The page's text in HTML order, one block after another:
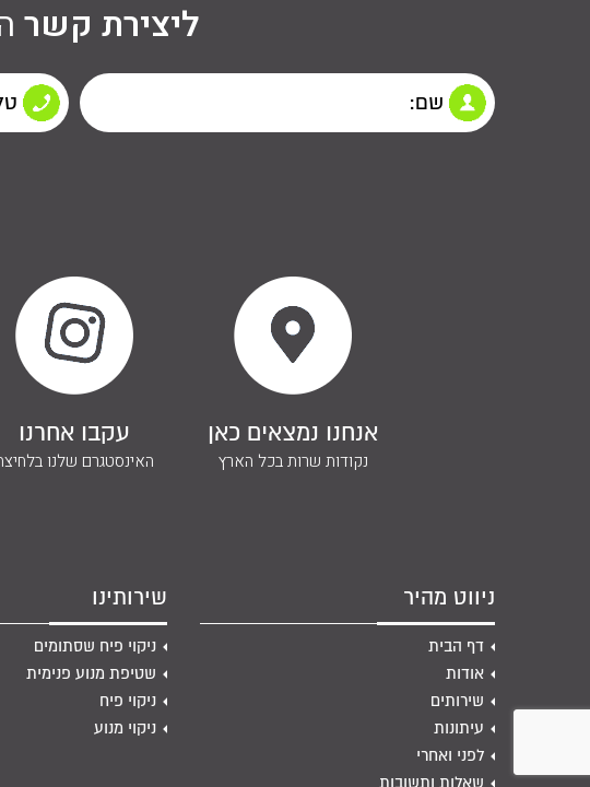
ליצירת קשר
אנחנו נמצאים כאן
נקודות שרות בכל הארץ
עקבו אחרנו
האינסטגרם שלנו
ניווט מהיר
דף הבית
אודות
שירותים
עיתונות
לפני ואחרי
שאלות ותשובות
שירותינו
ניקוי פיח שסתומים
שטיפת מנוע פנימית
ניקוי פיח
ניקוי מנוע